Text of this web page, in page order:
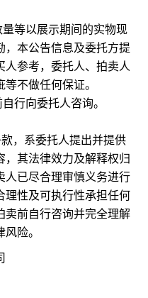
等以展示期间的实物现
，本公告信息及委托方提
人参考，委托人、拍卖人
不做任何保证。
行向委托人咨询。
，系委托人提出并提供
，其法律效力及解释权归
人已尽合理审慎义务进行
理性及可执行性承担任何
卖前自行咨询并完全理解
险。